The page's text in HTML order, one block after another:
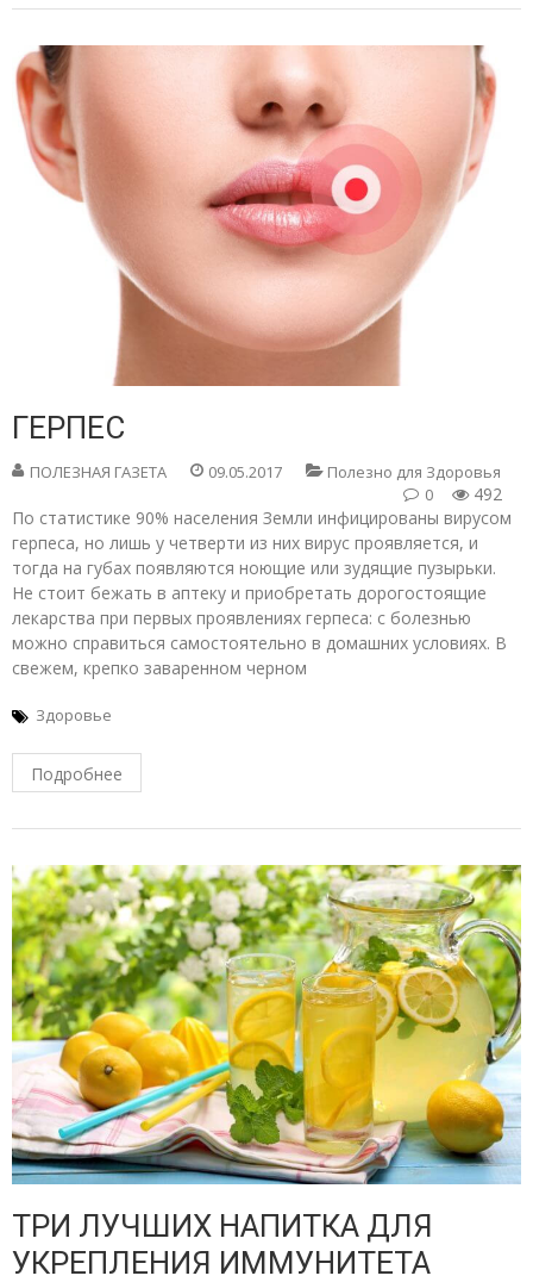
ГЕРПЕС
ПОЛЕЗНАЯ ГАЗЕТА 09.05.2017 Полезно для Здоровья
492
0
По статистике 90% населения Земли инфицированы вирусом
герпеса, но лишь у четверти из них вирус проявляется, и
тогда на губах появляются ноющие или зудящие пузырьки.
Не стоит бежать в аптеку и приобретать дорогостоящие
лекарства при первых проявлениях герпеса: с болезнью
можно справиться самостоятельно в домашних условиях. В
свежем, крепко заваренном черном
Здоровье
Подробнее
ТРИ ЛУЧШИХ НАПИТКА ДЛЯ
УКРЕПЛЕНИЯ ИММУНИТЕТА